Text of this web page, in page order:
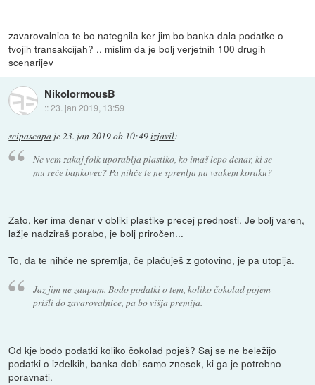
zavarovalnica te bo nategnila ker jim bo banka dala podatke o
tvojih transakcijah? .. mislim da je bolj verjetnih 100 drugih
scenarijev
NikolormousB
::23. jan 2019, 13:59
scipascapa je 23. jan 2019 ob 10:49izjavil:
Ne vem zakaj folk uporablja plastiko, ko imaš lepo denar, ki se
mu reče bankovec? Pa nihče te ne sprenlja na vsakem koraku?
Zato, ker ima denar v obliki plastike precej prednosti. Je bolj varen,
lažje nadziraš porabo, je bolj priročen...
To, da te nihče ne spremlja, če plačuješ z gotovino, je pa utopija.
Jaz jim ne zaupam. Bodo podatki o tem, koliko čokolad pojem
prišli do zavarovalnice, pa bo višja premija.
Od kje bodo podatki koliko čokolad poješ? Saj se ne beležijo
podatki o izdelkih, banka dobi samo znesek, ki ga je potrebno
poravnati.